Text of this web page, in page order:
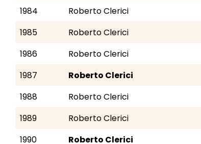
1984
Roberto Clerici
1985
Roberto Clerici
1986
Roberto Clerici
1987
Roberto Clerici
1988
Roberto Clerici
1989
Roberto Clerici
1990
Roberto Clerici